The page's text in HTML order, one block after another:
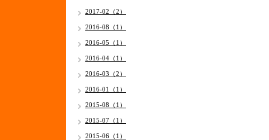
2017-02（2）
2016-08（1）
2016-05（1）
2016-04（1）
2016-03（2）
2016-01（1）
2015-08（1）
2015-07（1）
2015-06（1）